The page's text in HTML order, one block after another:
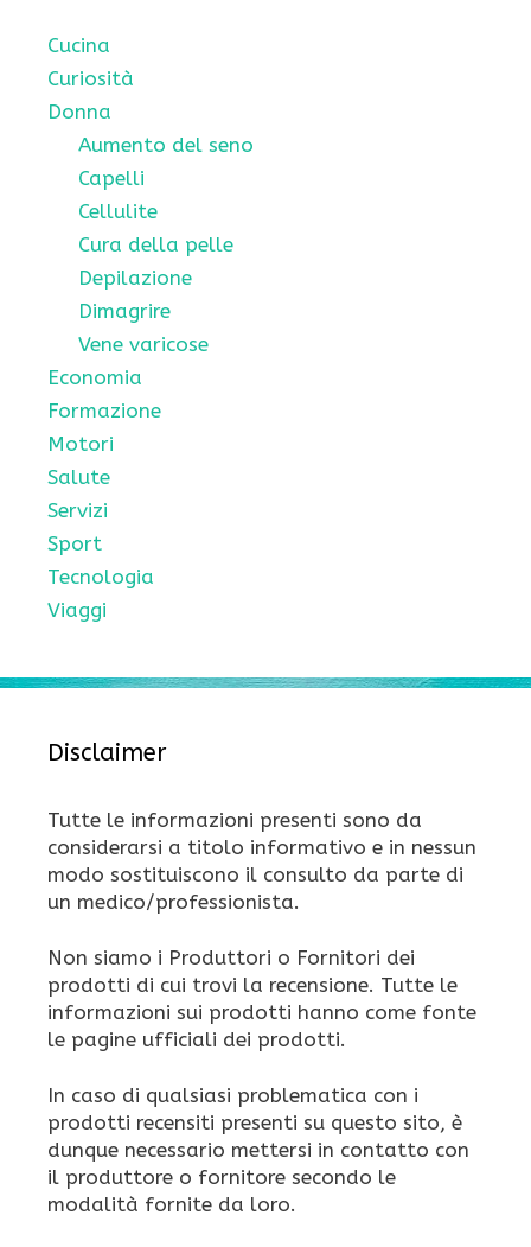
Cucina
Curiosità
Donna
Aumento del seno
Capelli
Cellulite
Cura della pelle
Depilazione
Dimagrire
Vene varicose
Economia
Formazione
Motori
Salute
Servizi
Sport
Tecnologia
Viaggi
Disclaimer
Tutte le informazioni presenti sono da
considerarsi a titolo informativo e in nessun
modo sostituiscono il consulto da parte di
un medico/professionista.
Non siamo i Produttori o Fornitori dei
prodotti di cui trovi la recensione. Tutte le
informazioni sui prodotti hanno come fonte
le pagine ufficiali dei prodotti.
In caso di qualsiasi problematica con i
prodotti recensiti presenti su questo sito, è
dunque necessario mettersi in contatto con
il produttore o fornitore secondo le
modalità fornite da loro.